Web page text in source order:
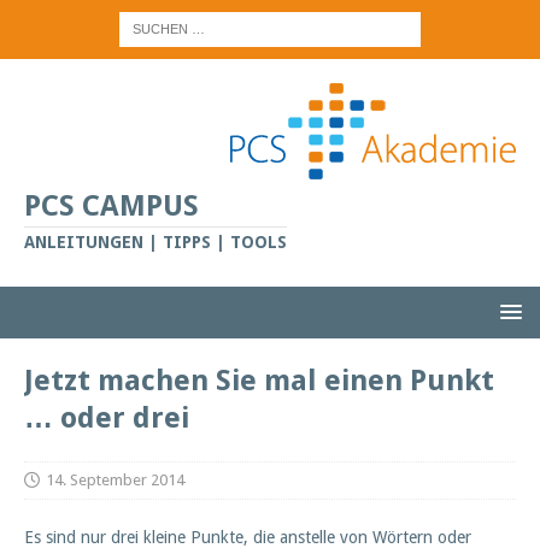
PCS CAMPUS
ANLEITUNGEN | TIPPS | TOOLS
Jetzt machen Sie mal einen Punkt
… oder drei
14. September 2014
Es sind nur drei kleine Punkte, die anstelle von Wörtern oder